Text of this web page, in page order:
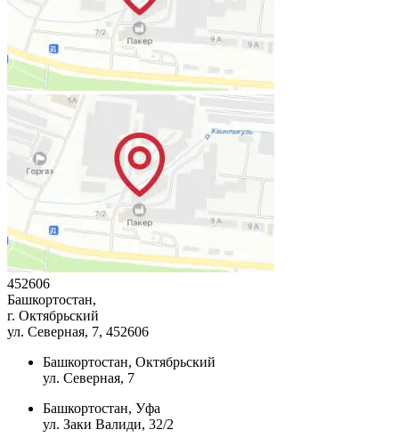
452606
Башкортостан,
г. Октябрьский
ул. Северная, 7, 452606
Башкортостан, Октябрьский
ул. Северная, 7
Башкортостан, Уфа
ул. Заки Валиди, 32/2